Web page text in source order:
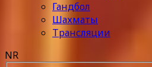
Гандбол
Шахматы
Трансляции
NR